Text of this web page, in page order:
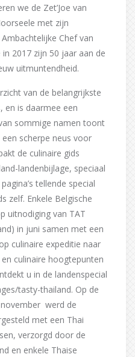
we de Zet’Joe van
met zijn
Chef van
in 2017 zijn 50 jaar aan de
uitmuntendheid.
van de belangrijkste
en is daarmee een
sommige namen toont
scherpe neus voor
de culinaire gids
landenbijlage, speciaal
tellende special
zelf. Enkele Belgische
uitnodiging van TAT
in juni samen met een
culinaire expeditie naar
culinaire hoogtepunten
u in de landenspecial
tasty-thailand. Op de
werd de
met een Thai
verzorgd door de
en enkele Thaise